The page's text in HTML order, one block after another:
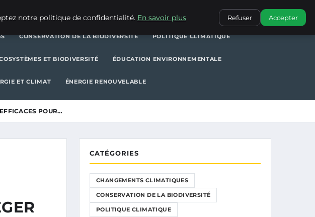
POLITIQUES ENVIRONNEMENTALES
CONSERVATION DE LA BIODIVERSITÉ POLITIQUE CLIMATIQUE
ET BIODIVERSITÉ ÉDUCATION ENVIRONNEMENTALE
ET CLIMAT ÉNERGIE RENOUVELABLE
POUR…
CATÉGORIES
CHANGEMENTS CLIMATIQUES
CONSERVATION DE LA BIODIVERSITÉ
POLITIQUE CLIMATIQUE
notre politique de confidentialité. En savoir plus Refuser Accepter